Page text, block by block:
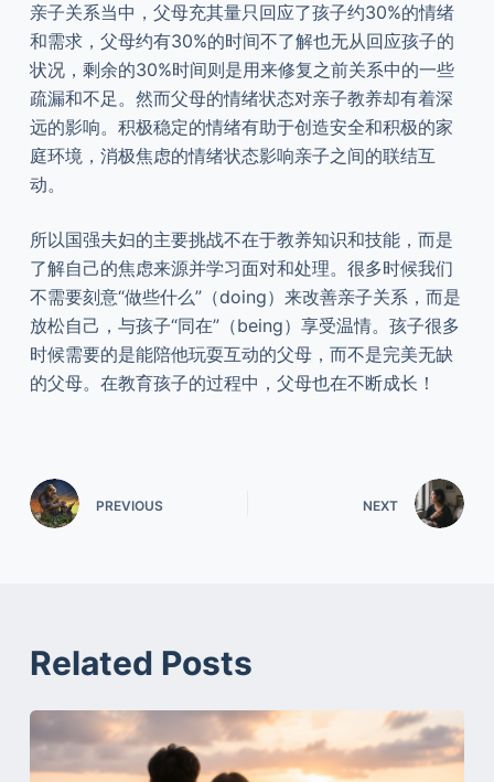
亲子关系当中，父母充其量只回应了孩子约30%的情绪
和需求，父母约有30%的时间不了解也无从回应孩子的
状况，剩余的30%时间则是用来修复之前关系中的一些
疏漏和不足。然而父母的情绪状态对亲子教养却有着深
远的影响。积极稳定的情绪有助于创造安全和积极的家
庭环境，消极焦虑的情绪状态影响亲子之间的联结互
动。
所以国强夫妇的主要挑战不在于教养知识和技能，而是
了解自己的焦虑来源并学习面对和处理。很多时候我们
不需要刻意“做些什么”（doing）来改善亲子关系，而是
放松自己，与孩子“同在”（being）享受温情。孩子很多
时候需要的是能陪他玩耍互动的父母，而不是完美无缺
的父母。在教育孩子的过程中，父母也在不断成长！
PREVIOUS NEXT
Related Posts